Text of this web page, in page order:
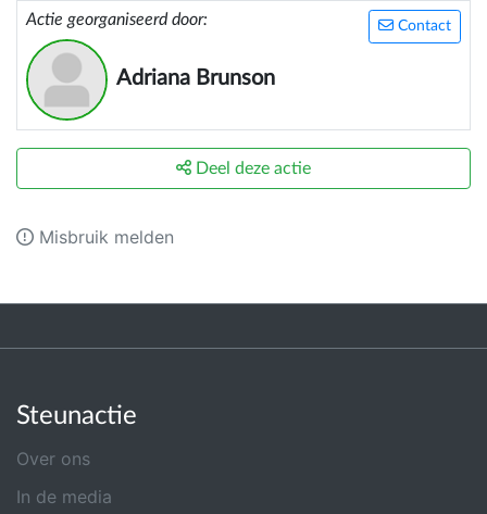
Contact
Actie georganiseerd door:
Adriana Brunson
Deel deze actie
Misbruik melden
Steunactie
Over ons
In de media